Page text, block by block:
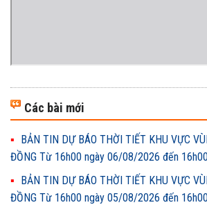
Các bài mới
BẢN TIN DỰ BÁO THỜI TIẾT KHU VỰC
ĐỒNG Từ 16h00 ngày 06/08/2026 đến
BẢN TIN DỰ BÁO THỜI TIẾT KHU VỰC
ĐỒNG Từ 16h00 ngày 05/08/2026 đến